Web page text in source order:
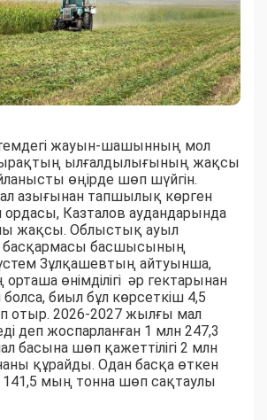
жауын-шашынның мол
ылғалдылығының жақсы
өңірде шөп шүйгін.
азығынан тапшылық көрген
ордасы, Казталов аудандарында
жақсы. Облыстық ауыл
басшысының
Зұлқашевтың айтуынша,
өнімділігі әр гектарынан
биыл бұл көрсеткіш 4,5
отыр. 2026-2027 жылғы мал
деп жоспарланған 1 млн 247,3
басына шөп қажеттілігі 2 млн
құрайды. Одан басқа өткен
мың тонна шөп сақтаулы